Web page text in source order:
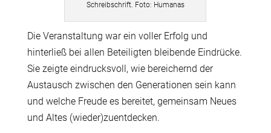
Schreibschrift. Foto: Humanas
Die Veranstaltung war ein voller Erfolg und
hinterließ bei allen Beteiligten bleibende Eindrücke.
Sie zeigte eindrucksvoll, wie bereichernd der
Austausch zwischen den Generationen sein kann
und welche Freude es bereitet, gemeinsam Neues
und Altes (wieder)zuentdecken.